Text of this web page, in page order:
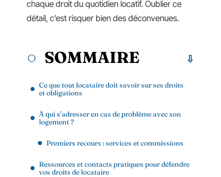
chaque droit du quotidien locatif. Oublier ce
détail, c’est risquer bien des déconvenues.
SOMMAIRE
Ce que tout locataire doit savoir sur ses droits
et obligations
À qui s’adresser en cas de problème avec son
logement ?
Premiers recours : services et commissions
Ressources et contacts pratiques pour défendre
vos droits de locataire